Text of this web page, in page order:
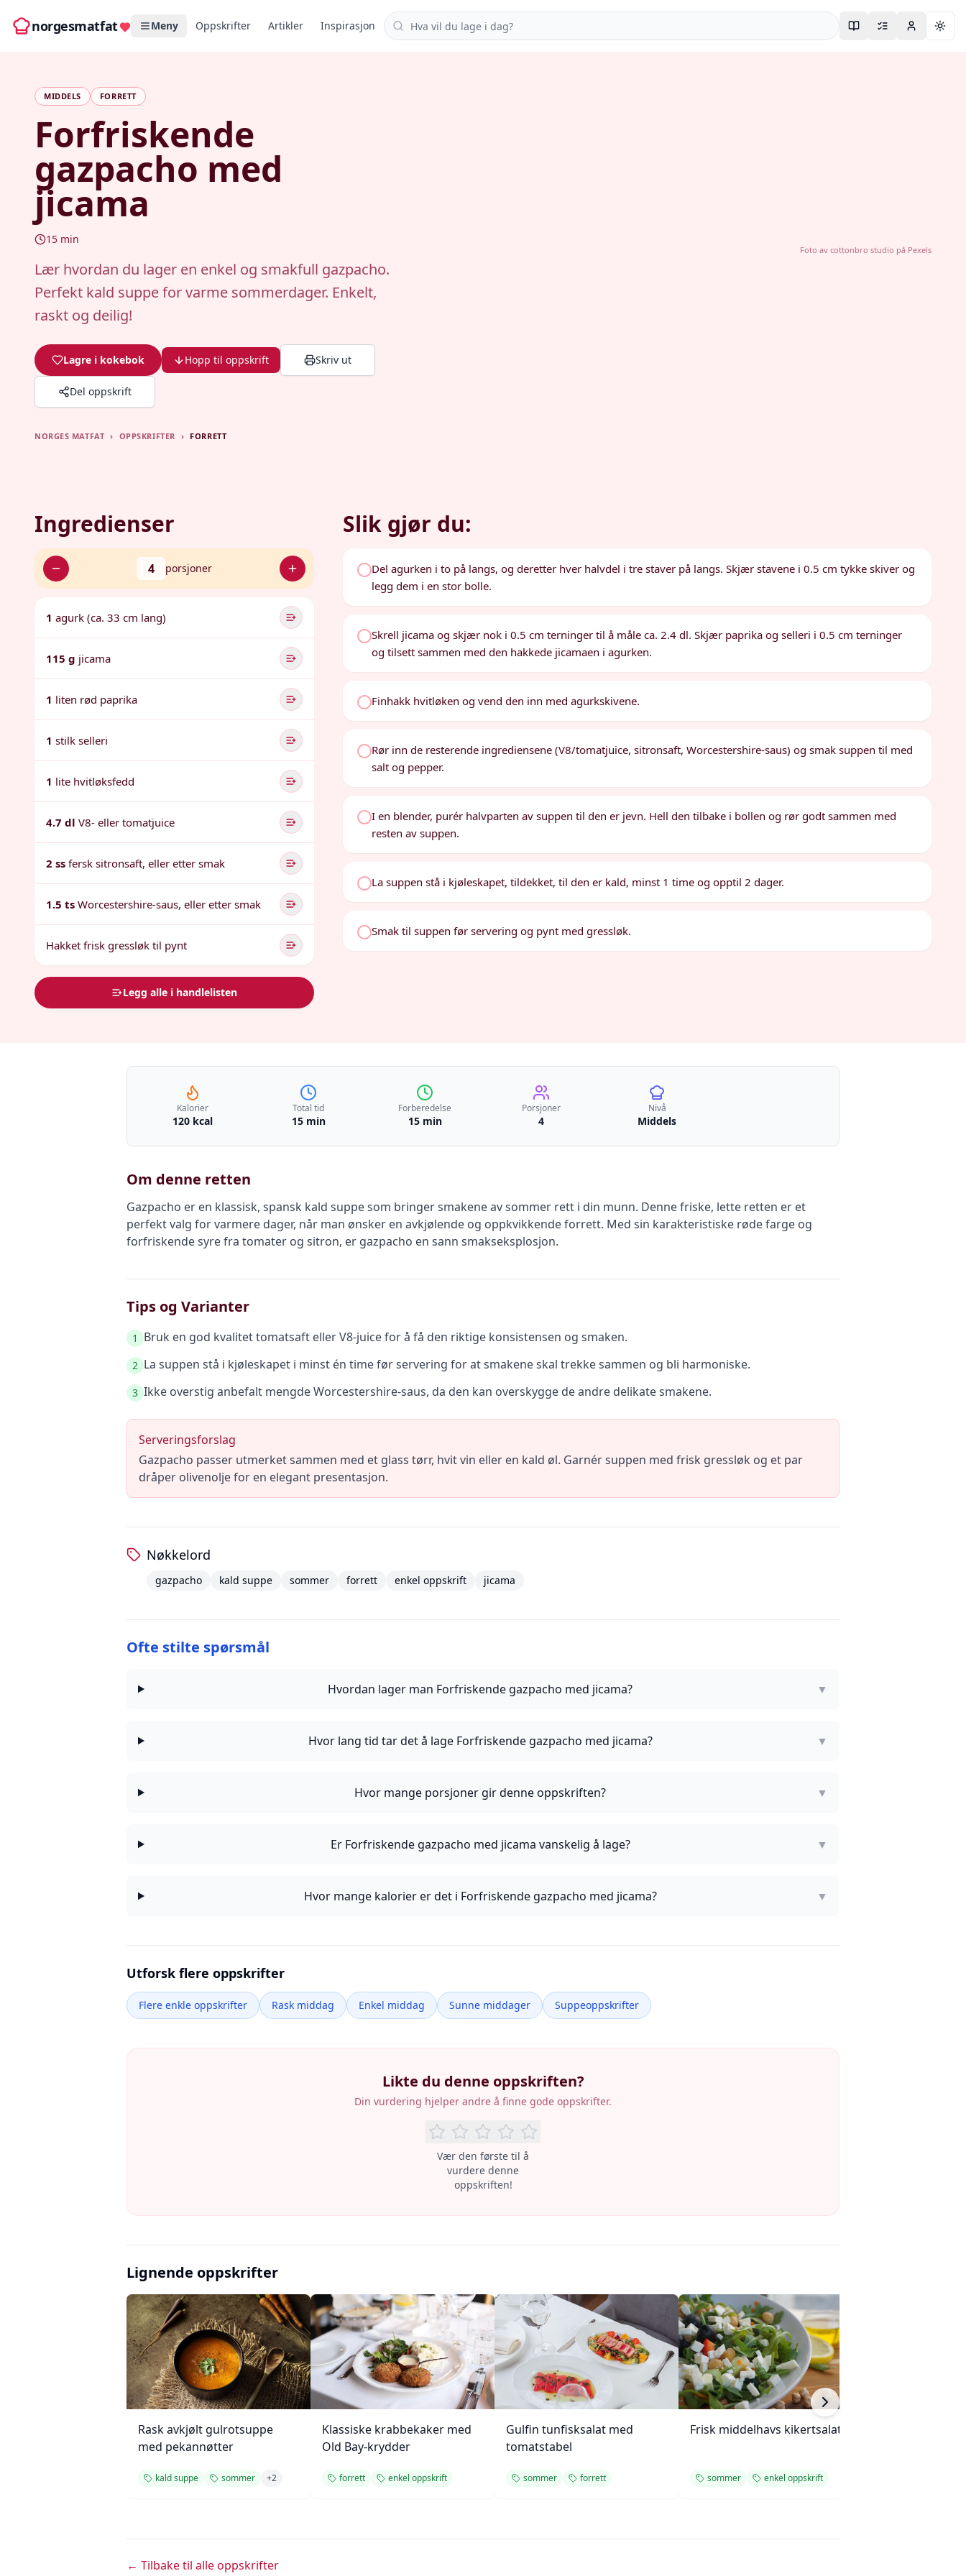
norgesmatfat Meny Oppskrifter Artikler Inspirasjon Søk i oppskrifter
MIDDELS FORRETT
Forfriskende
gazpacho med
jicama
15 min
Lær hvordan du lager en enkel og smakfull gazpacho.
Perfekt kald suppe for varme sommerdager. Enkelt,
raskt og deilig!
Lagre i kokebok Hopp til oppskrift Skriv ut
Del oppskrift
Foto av cottonbro studio på Pexels
NORGES MATFAT › OPPSKRIFTER › FORRETT
Ingredienser
4 porsjoner
1 agurk (ca. 33 cm lang)
115 g jicama
1 liten rød paprika
1 stilk selleri
1 lite hvitløksfedd
4.7 dl V8- eller tomatjuice
2 ss fersk sitronsaft, eller etter smak
1.5 ts Worcestershire-saus, eller etter smak
Hakket frisk gressløk til pynt
Legg alle i handlelisten
Slik gjør du:
Del agurken i to på langs, og deretter hver halvdel i tre staver på langs. Skjær stavene i 0.5 cm tykke skiver og
legg dem i en stor bolle.
Skrell jicama og skjær nok i 0.5 cm terninger til å måle ca. 2.4 dl. Skjær paprika og selleri i 0.5 cm terninger
og tilsett sammen med den hakkede jicamaen i agurken.
Finhakk hvitløken og vend den inn med agurkskivene.
Rør inn de resterende ingrediensene (V8/tomatjuice, sitronsaft, Worcestershire-saus) og smak suppen til med
salt og pepper.
I en blender, purér halvparten av suppen til den er jevn. Hell den tilbake i bollen og rør godt sammen med
resten av suppen.
La suppen stå i kjøleskapet, tildekket, til den er kald, minst 1 time og opptil 2 dager.
Smak til suppen før servering og pynt med gressløk.
Kalorier
120 kcal
Total tid
15 min
Forberedelse
15 min
Porsjoner
4
Nivå
Middels
Om denne retten
Gazpacho er en klassisk, spansk kald suppe som bringer smakene av sommer rett i din munn. Denne friske, lette retten er et
perfekt valg for varmere dager, når man ønsker en avkjølende og oppkvikkende forrett. Med sin karakteristiske røde farge og
forfriskende syre fra tomater og sitron, er gazpacho en sann smakseksplosjon.
Tips og Varianter
1 Bruk en god kvalitet tomatsaft eller V8-juice for å få den riktige konsistensen og smaken.
2 La suppen stå i kjøleskapet i minst én time før servering for at smakene skal trekke sammen og bli harmoniske.
3 Ikke overstig anbefalt mengde Worcestershire-saus, da den kan overskygge de andre delikate smakene.
Serveringsforslag
Gazpacho passer utmerket sammen med et glass tørr, hvit vin eller en kald øl. Garnér suppen med frisk gressløk og et par
dråper olivenolje for en elegant presentasjon.
Nøkkelord
gazpacho kald suppe sommer forrett enkel oppskrift jicama
Ofte stilte spørsmål
Hvordan lager man Forfriskende gazpacho med jicama? ▼
Hvor lang tid tar det å lage Forfriskende gazpacho med jicama? ▼
Hvor mange porsjoner gir denne oppskriften? ▼
Er Forfriskende gazpacho med jicama vanskelig å lage? ▼
Hvor mange kalorier er det i Forfriskende gazpacho med jicama? ▼
Utforsk flere oppskrifter
Flere enkle oppskrifter Rask middag Enkel middag Sunne middager Suppeoppskrifter
Likte du denne oppskriften?
Din vurdering hjelper andre å finne gode oppskrifter.
Vær den første til å
vurdere denne
oppskriften!
Lignende oppskrifter
Rask avkjølt gulrotsuppe
med pekannøtter
kald suppe sommer +2
Klassiske krabbekaker med
Old Bay-krydder
forrett enkel oppskrift
Gulfin tunfisksalat med
tomatstabel
sommer forrett
Frisk middelhavs kikertsalat
sommer enkel oppskrift
← Tilbake til alle oppskrifter